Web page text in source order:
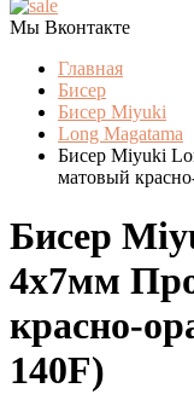
Мы Вконтакте
Главная
Бисер
Бисер Miyuki
Long Magatama
Бисер Miyuki
матовый
Бисер
4x7мм
красно-
140F)